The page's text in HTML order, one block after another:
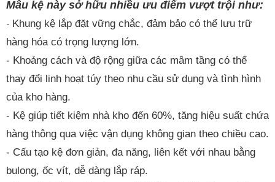
Mẫu kệ này sở hữu nhiều ưu điểm vượt trội như:
- Khung kệ lắp đặt vững chắc, đảm bảo có thể lưu trữ
hàng hóa có trọng lượng lớn.
- Khoảng cách và độ rộng giữa các mâm tầng có thể
thay đổi linh hoạt túy theo nhu cầu sử dụng và tình hình
của kho hàng.
- Kệ giúp tiết kiệm nhà kho đến 60%, tăng hiệu suất chứa
hàng thông qua việc vận dụng không gian theo chiều cao.
- Cấu tạo kệ đơn giản, đa năng, liên kết với nhau bằng
bulong, ốc vít, dễ dàng lắp ráp.